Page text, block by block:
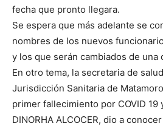
fecha que pronto llegara.
Se espera que más adelante se
nombres de los nuevos
y los que serán cambiados de una
En otro tema, la secretaria de
Jurisdicción Sanitaria de
primer fallecimiento por COVID 19
DINORHA ALCOCER, dio a